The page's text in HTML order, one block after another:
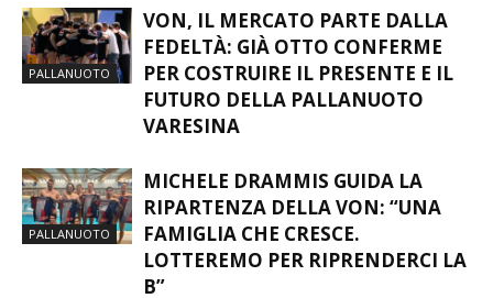
PALLANUOTO
VON, IL MERCATO PARTE DALLA
FEDELTÀ: GIÀ OTTO CONFERME
PER COSTRUIRE IL PRESENTE E IL
FUTURO DELLA PALLANUOTO
VARESINA
PALLANUOTO
MICHELE DRAMMIS GUIDA LA
RIPARTENZA DELLA VON: “UNA
FAMIGLIA CHE CRESCE.
LOTTEREMO PER RIPRENDERCI LA
B”